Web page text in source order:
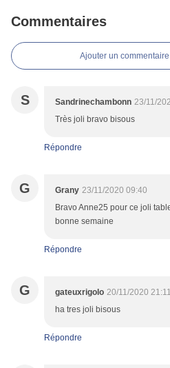
Commentaires
Ajouter un commentaire
S Sandrinechambonn 23/11/
Très joli bravo bisous
Répondre
G Grany 23/11/2020 09:40
Bravo Anne25 pour ce joli
bonne semaine
Répondre
G gateuxrigolo 20/11/2020 21:11
ha tres joli bisous
Répondre